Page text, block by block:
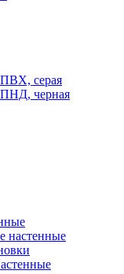
ПВХ, серая
ПНД, черная
настенные